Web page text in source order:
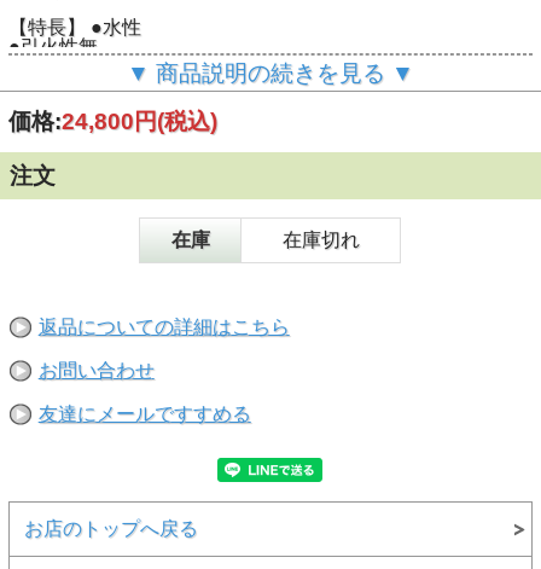
【特長】 ●水性
●引火性無
●健康住宅対応
▼ 商品説明の続きを見る ▼
価格:24,800円(税込)
注文
在庫 在庫切れ
返品についての詳細はこちら
お問い合わせ
友達にメールですすめる
お店のトップへ戻る